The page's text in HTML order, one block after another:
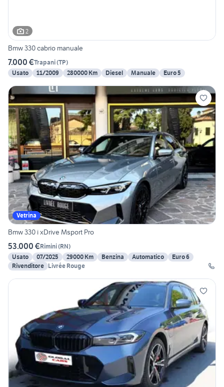
2
Bmw 330 cabrio manuale
7.000 €Trapani(TP)
Usato
11/2009 280000 Km Diesel Manuale Euro 5
Vetrina
Bmw 330 i xDrive Msport Pro
53.000 €Rimini(RN)
Usato
07/2025 29000 Km Benzina Automatico
Euro 6
Rivenditore Livrée Rouge